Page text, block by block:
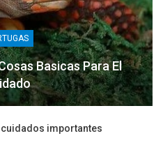
Basicas Para El
cuidados importantes